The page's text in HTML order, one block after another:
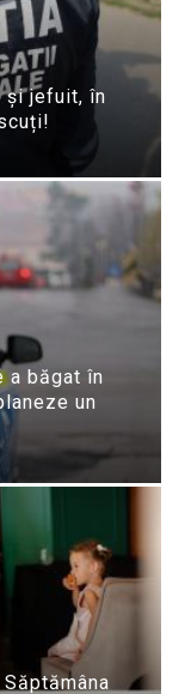
și jefuit, în
a băgat în
un